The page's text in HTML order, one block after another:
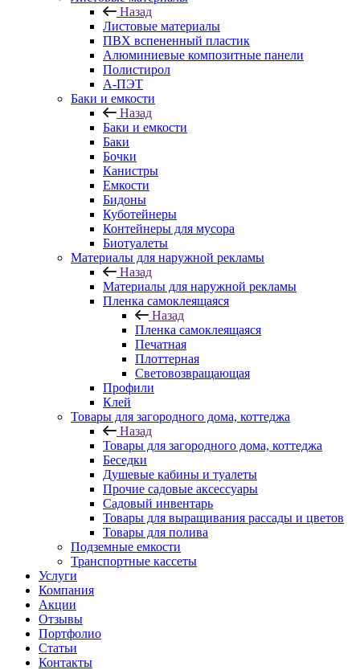
Назад
Листовые материалы
ПВХ вспененный пластик
Алюминиевые композитные панели
Полистирол
А-ПЭТ
Баки и емкости
Назад
Баки и емкости
Баки
Бочки
Канистры
Емкости
Бидоны
Куботейнеры
Контейнеры для мусора
Биотуалеты
Материалы для наружной рекламы
Назад
Материалы для наружной рекламы
Пленка самоклеящаяся
Назад
Пленка самоклеящаяся
Печатная
Плоттерная
Световозвращающая
Профили
Клей
Товары для загородного дома, коттеджа
Назад
Товары для загородного дома, коттеджа
Беседки
Душевые кабины и туалеты
Прочие садовые аксессуары
Садовый инвентарь
Товары для выращивания рассады и цветов
Товары для полива
Подземные емкости
Транспортные кассеты
Услуги
Компания
Акции
Отзывы
Портфолио
Статьи
Контакты